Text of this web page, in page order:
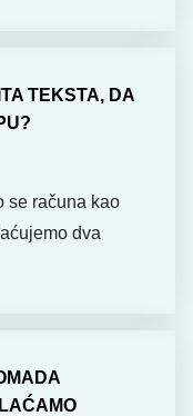
TEKSTA, DA
se računa kao
dva